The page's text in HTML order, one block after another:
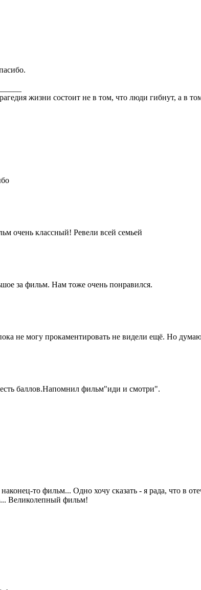
жизни состоит не в том, что люди гибнут, а в
очень классный! Ревели всей семьей
за фильм. Нам тоже очень понравился.
не могу прокаментировать не видели ещё. Но
баллов.Напомнил фильм"иди и смотри".
то фильм... Одно хочу сказать - я рада, что в
Великолепный фильм!